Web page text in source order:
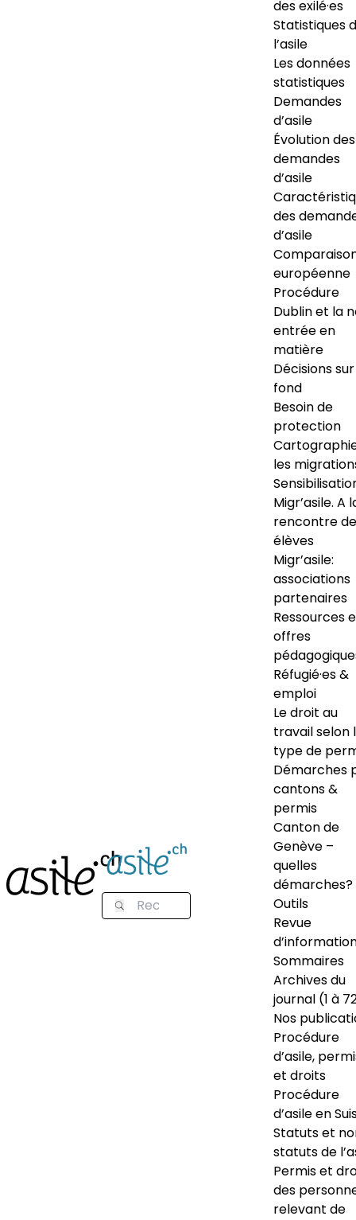
des exilé·es
Statistiques
l’asile
Les données
statistiques
Demandes
d’asile
Évolution des
demandes
d’asile
des
d’asile
européenne
Procédure
Dublin et la
entrée en
matière
Décisions
fond
Besoin de
protection
les
Migr’asile. A
rencontre
élèves
Migr’asile:
associations
partenaires
Ressources
offres
Réfugié·es &
emploi
Le droit au
travail selon
type de
Démarches
cantons &
permis
Canton de
Genève –
quelles
démarches?
Outils
Revue
Sommaires
Archives du
journal (1 à
Nos
Procédure
d’asile,
et droits
Procédure
d’asile en
Statuts et
statuts de
Permis et
des
relevant de